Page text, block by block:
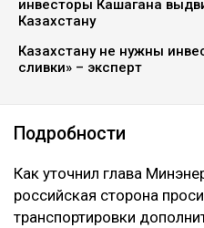
инвесторы Кашагана
Казахстану
Казахстану не нужны
сливки» – эксперт
Подробности
Как уточнил глава
российская сторона
транспортировки